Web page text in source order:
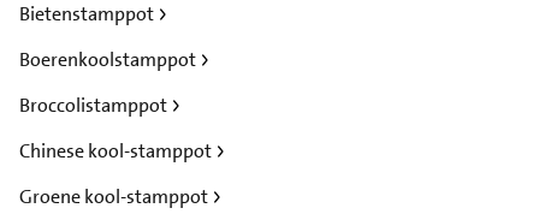
Bietenstamppot
Boerenkoolstamppot
Broccolistamppot
Chinese kool-stamppot
Groene kool-stamppot